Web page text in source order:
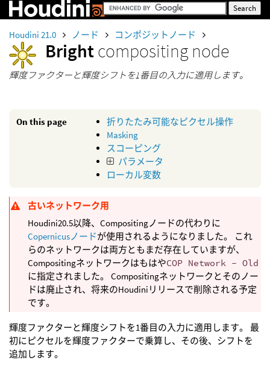
Houdini 21.0 ノード コンポジットノード
Brightcompositing node
輝度ファクターと輝度シフトを1番目の入力に適用します。
On this page
折りたたみ可能なピクセル操作
Masking
スコーピング
パラメータ
ローカル変数
古いネットワーク用
Houdini20.5以降、Compositingノードの代わりに
Copernicusノードが使用されるようになりました。 これ
らのネットワークは両方ともまだ存在していますが、
CompositingネットワークはもはやCOP Network - Old
に指定されました。 Compositingネットワークとそのノー
ドは廃止され、将来のHoudiniリリースで削除される予定
です。
輝度ファクターと輝度シフトを1番目の入力に適用します。 最
初にピクセルを輝度ファクターで乗算し、その後、シフトを
追加します。